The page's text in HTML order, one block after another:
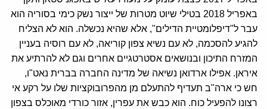
באפריל 2018 בטילי שיוט מטרות של ייצור נשק כימי בסוריה הוא
עבר ל"דיפלומטיית הדילים", אלא שהיא נכשלה. הוא לא הצליח
להגיע להסכמה, לא עם נשיא צפון קוריאה, לא עם רוסיה בעניין
המזרח התיכון ובנושאים אסטרטגיים אחרים וגם לא להרתיע את
איראן. אפילו ארדואן נשיאה של מדינה החברה בברית נאט"ו,
חש כי ארה"ב תעדיף להתעלם מן מהפרובוקציות שלו על רקע אי
רצונו להפעיל כוח. הוא כבש את עפרין, אזור כורדי מאוכלס בצפון